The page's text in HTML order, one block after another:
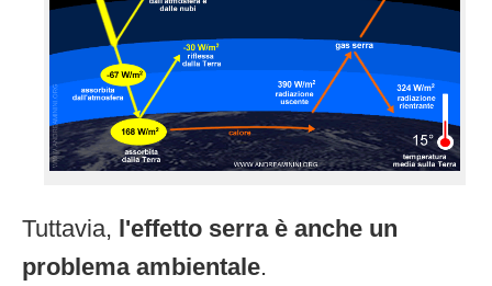
Tuttavia, l'effetto serra è anche un
problema ambientale.